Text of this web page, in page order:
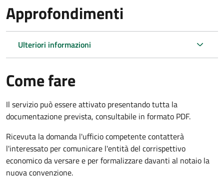
Approfondimenti
Ulteriori informazioni
Come fare
Il servizio può essere attivato presentando tutta la
documentazione prevista, consultabile in formato PDF.
Ricevuta la domanda l'ufficio competente contatterà
l'interessato per comunicare l'entità del corrispettivo
economico da versare e per formalizzare davanti al notaio la
nuova convenzione.